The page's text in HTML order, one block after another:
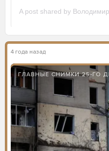
4 года назад
ГЛАВНЫЕ СНИМКИ 25-ГО